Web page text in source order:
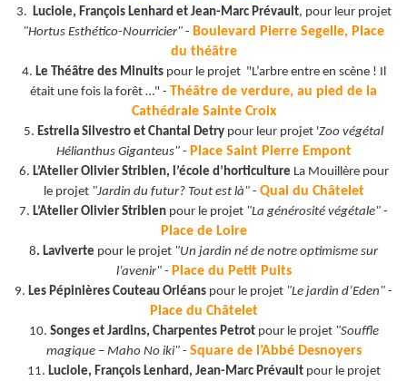
3. Luciole, François Lenhard et Jean-Marc Prévault, pour leur projet
"Hortus Esthético-Nourricier" - Boulevard Pierre Segelle, Place
du théâtre
4. Le Théâtre des Minuitspour le projet "L’arbre entre en scène ! Il
était une fois la forêt …" - Théâtre de verdure, au pied de la
Cathédrale Sainte Croix
5. Estrella Silvestro et Chantal Detry pour leur projet 'Zoo végétal
Hélianthus Giganteus"- Place Saint Pierre Empont
6. L’Atelier Olivier Striblen, l’école d’horticulture La Mouillère pour
le projet "Jardin du futur? Tout est là"- Quai du Châtelet
7. L’Atelier Olivier Striblen pour le projet "La générosité végétale" -
Place de Loire
8. Laviverte pour le projet "Un jardin né de notre optimisme sur
l’avenir"- Place du Petit Puits
9. Les Pépinières Couteau Orléans pour le projet "Le jardin d’Eden" -
Place du Châtelet
10. Songes et Jardins, Charpentes Petrotpour le projet "Souffle
magique – Maho No iki"- Square de l’Abbé Desnoyers
11. Luciole, François Lenhard, Jean-Marc Prévaultpour le projet